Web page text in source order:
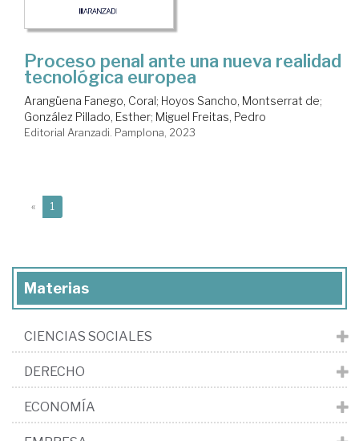
Proceso penal ante una nueva realidad
tecnológica europea
Arangüena Fanego, Coral; Hoyos Sancho, Montserrat de;
González Pillado, Esther; Miguel Freitas, Pedro
Editorial Aranzadi. Pamplona, 2023
« 1
Materias
CIENCIAS SOCIALES
DERECHO
ECONOMÍA